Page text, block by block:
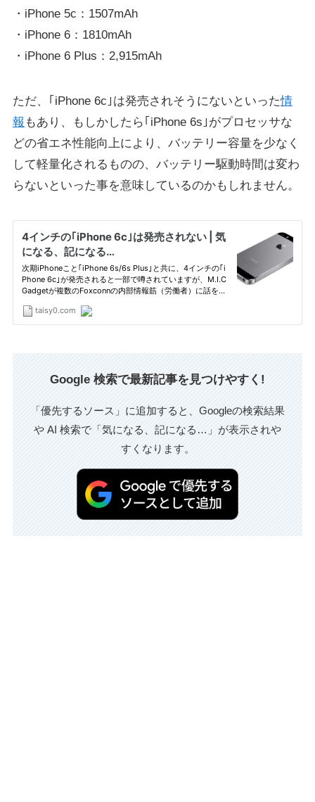
・iPhone 5c：1507mAh
・iPhone 6：1810mAh
・iPhone 6 Plus：2,915mAh
ただ、｢iPhone 6c｣は発売されそうにないといった情
報 もあり、もしかしたら｢iPhone 6s｣がプロセッサな
どの省エネ性能向上により、バッテリー容量を少なく
して軽量化されるものの、バッテリー駆動時間は変わ
らないといった事を意味しているのかもしれません。
Google 検索で最新記事を見つけやすく!
「優先するソース」に追加すると、Googleの検索結果
や AI 検索で「気になる、記になる…」が表示されや
すくなります。